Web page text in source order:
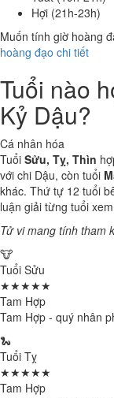
Hợi (21h-23h)
Muốn tính giờ hoàng
hoàng đạo chi tiết
Tuổi nào
Kỷ Dậu?
Cá nhân hóa
Tuổi Sửu, Tỵ, Thìn
với chi Dậu, còn tuổi
khác. Thứ tự 12 tuổi
luận giải từng tuổi
Tử vi mang tính tham
🐮
Tuổi Sửu
★★★★★
Tam Hợp
Tam Hợp - quý nhân
🐍
Tuổi Tỵ
★★★★★
Tam Hợp